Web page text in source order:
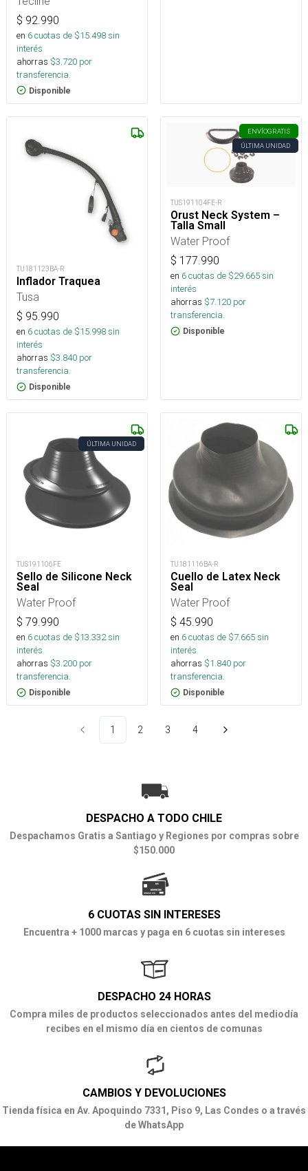
$ 92.990
en 6cuotas de $15.498sin
interés
ahorras $3.720 por
transferencia.
Disponible
TU181123BA-R
Inflador Traquea
Tusa
$ 95.990
en 6cuotas de $15.998sin
interés
ahorras $3.840 por
transferencia.
Disponible
ENVÍOGRATIS
ÚLTIMA UNIDAD
TUS191104FE-R
Orust Neck System –
Talla Small
Water Proof
$ 177.990
en 6cuotas de $29.665sin
interés
ahorras $7.120 por
transferencia.
Disponible
ÚLTIMA UNIDAD
TUS191106FE
Sello de Silicone Neck
Seal
Water Proof
$ 79.990
en 6cuotas de $13.332sin
interés
ahorras $3.200 por
transferencia.
Disponible
TU181116BA-R
Cuello de Latex Neck
Seal
Water Proof
$ 45.990
en 6cuotas de $7.665sin
interés
ahorras $1.840 por
transferencia.
Disponible
1 2 3 4
DESPACHO A TODO CHILE
Despachamos Gratis a Santiago y Regiones por compras sobre
$150.000
6 CUOTAS SIN INTERESES
Encuentra + 1000 marcas y paga en 6 cuotas sin intereses
DESPACHO 24 HORAS
Compra miles de productos seleccionados antes del mediodía
recibes en el mismo día en cientos de comunas
CAMBIOS Y DEVOLUCIONES
Tienda física en Av. Apoquindo 7331, Piso 9, Las Condes o a través
de WhatsApp